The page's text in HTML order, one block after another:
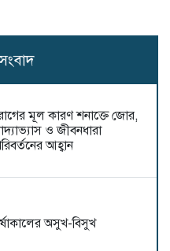
মূল কারণ শনাক্তে জোর,
ও জীবনধারা
আহ্বান
অসুখ-বিসুখ